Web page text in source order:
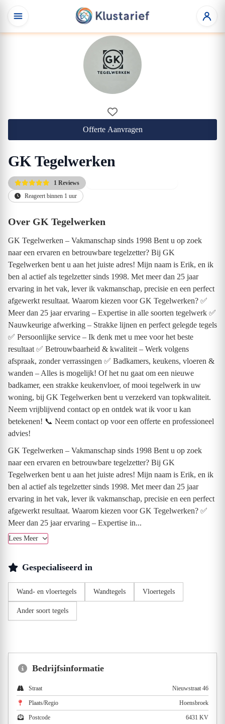
Offerte Aanvragen
GK Tegelwerken
1 Reviews
Reageert binnen 1 uur
Over GK Tegelwerken
GK Tegelwerken – Vakmanschap sinds 1998 Bent u op zoek
naar een ervaren en betrouwbare tegelzetter? Bij GK
Tegelwerken bent u aan het juiste adres! Mijn naam is Erik, en ik
ben al actief als tegelzetter sinds 1998. Met meer dan 25 jaar
ervaring in het vak, lever ik vakmanschap, precisie en een perfect
afgewerkt resultaat. Waarom kiezen voor GK Tegelwerken? ✅
Meer dan 25 jaar ervaring – Expertise in alle soorten tegelwerk ✅
Nauwkeurige afwerking – Strakke lijnen en perfect gelegde tegels
✅ Persoonlijke service – Ik denk met u mee voor het beste
resultaat ✅ Betrouwbaarheid & kwaliteit – Werk volgens
afspraak, zonder verrassingen ✅ Badkamers, keukens, vloeren &
wanden – Alles is mogelijk! Of het nu gaat om een nieuwe
badkamer, een strakke keukenvloer, of mooi tegelwerk in uw
woning, bij GK Tegelwerken bent u verzekerd van topkwaliteit.
Neem vrijblijvend contact op en ontdek wat ik voor u kan
betekenen! 📞 Neem contact op voor een offerte en professioneel
advies!
GK Tegelwerken – Vakmanschap sinds 1998 Bent u op zoek
naar een ervaren en betrouwbare tegelzetter? Bij GK
Tegelwerken bent u aan het juiste adres! Mijn naam is Erik, en ik
ben al actief als tegelzetter sinds 1998. Met meer dan 25 jaar
ervaring in het vak, lever ik vakmanschap, precisie en een perfect
afgewerkt resultaat. Waarom kiezen voor GK Tegelwerken? ✅
Meer dan 25 jaar ervaring – Expertise in...
Lees Meer
Gespecialiseerd in
Wand- en vloertegels Wandtegels Vloertegels
Ander soort tegels
Bedrijfsinformatie
Straat Nieuwstraat 46
Plaats/Regio Hoensbroek
Postcode 6431 KV